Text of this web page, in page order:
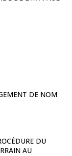
DE NOM
DU
AU